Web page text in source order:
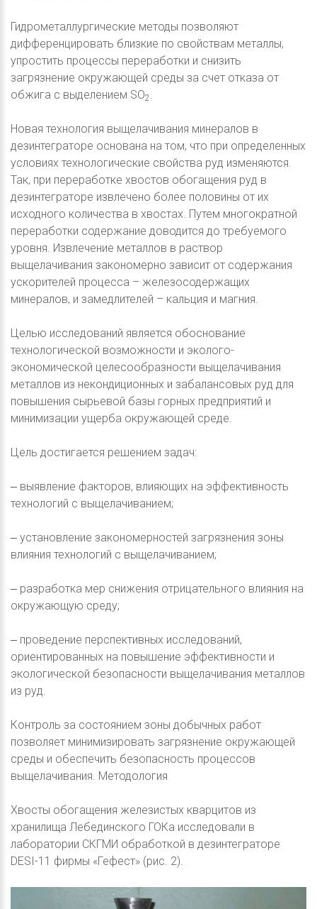
Гидрометаллургические методы позволяют
дифференцировать близкие по свойствам металлы,
упростить процессы переработки и снизить
загрязнение окружающей среды за счет отказа от
обжига с выделением SO2
Новая технология выщелачивания минералов в
дезинтеграторе основана на том, что при определенных
условиях технологические свойства руд изменяются.
Так, при переработке хвостов обогащения руд в
дезинтеграторе извлечено более половины от их
исходного количества в хвостах. Путем многократной
переработки содержание доводится до требуемого
уровня. Извлечение металлов в раствор
выщелачивания закономерно зависит от содержания
ускорителей процесса – железосодержащих
минералов, и замедлителей – кальция и магния.
Целью исследований является обоснование
технологической возможности и эколого-
экономической целесообразности выщелачивания
металлов из некондиционных и забалансовых руд для
повышения сырьевой базы горных предприятий и
минимизации ущерба окружающей среде.
Цель достигается решением задач:
‒ выявление факторов, влияющих на эффективность
технологий с выщелачиванием;
‒ установление закономерностей загрязнения зоны
влияния технологий с выщелачиванием;
‒ разработка мер снижения отрицательного влияния на
окружающую среду;
‒ проведение перспективных исследований,
ориентированных на повышение эффективности и
экологической безопасности выщелачивания металлов
из руд.
Контроль за состоянием зоны добычных работ
позволяет минимизировать загрязнение окружающей
среды и обеспечить безопасность процессов
выщелачивания. Методология
Хвосты обогащения железистых кварцитов из
хранилища Лебединского ГОКа исследовали в
лаборатории СКГМИ обработкой в дезинтеграторе
DESI-11 фирмы «Гефест» (рис. 2).